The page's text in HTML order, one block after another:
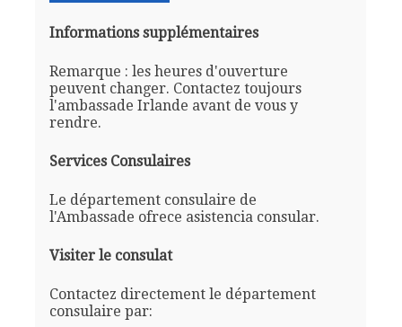
Informations supplémentaires
Remarque : les heures d'ouverture
peuvent changer. Contactez toujours
l'ambassade Irlande avant de vous y
rendre.
Services Consulaires
Le département consulaire de
l'Ambassade ofrece asistencia consular.
Visiter le consulat
Contactez directement le département
consulaire par: